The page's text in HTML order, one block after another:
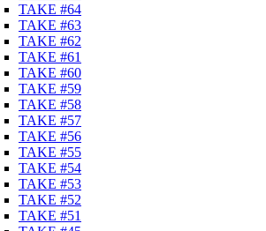
TAKE #64
TAKE #63
TAKE #62
TAKE #61
TAKE #60
TAKE #59
TAKE #58
TAKE #57
TAKE #56
TAKE #55
TAKE #54
TAKE #53
TAKE #52
TAKE #51